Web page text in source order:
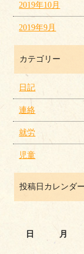
2019年10月
2019年9月
カテゴリー
日記
連絡
就労
児童
投稿日カレンダー
日 月